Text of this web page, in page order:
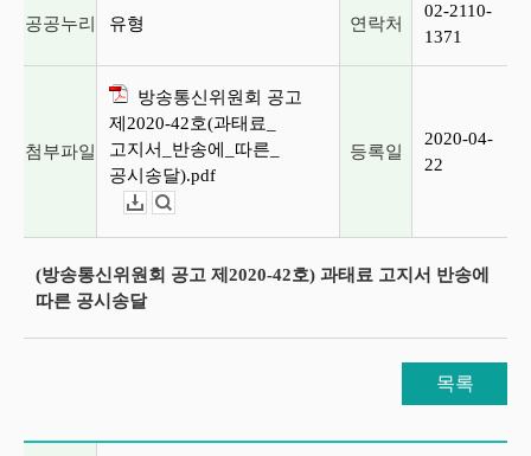
공공누리 유형 연락처
02-2110-
1371
첨부파일
방송통신위원회 공고
제2020-42호(과태료_
고지서_반송에_따른_
공시송달).pdf
등록일
2020-04-
22
(방송통신위원회 공고 제2020-42호) 과태료 고지서 반송에
따른 공시송달
목록